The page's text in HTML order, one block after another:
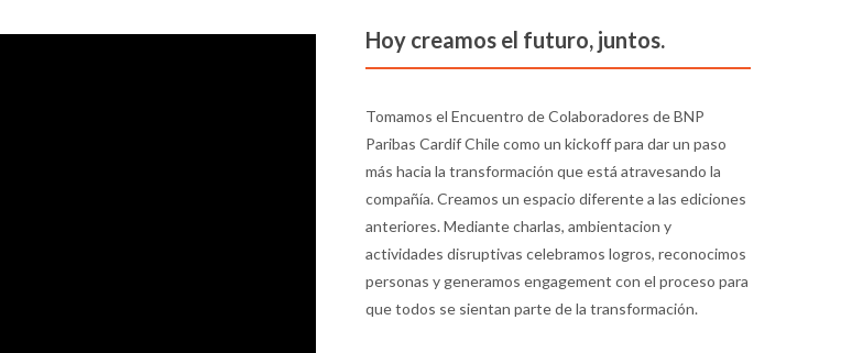
Hoy creamos el futuro, juntos.
Tomamos el Encuentro de Colaboradores de BNP
Paribas Cardif Chile como un kickoff para dar un paso
más hacia la transformación que está atravesando la
compañía. Creamos un espacio diferente a las ediciones
anteriores. Mediante charlas, ambientacion y
actividades disruptivas celebramos logros, reconocimos
personas y generamos engagement con el proceso para
que todos se sientan parte de la transformación.